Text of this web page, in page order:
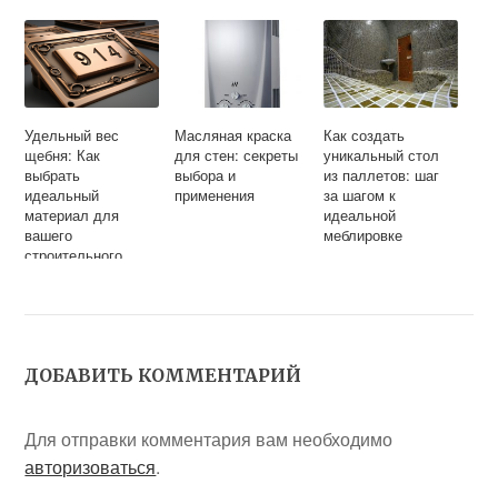
Удельный вес
щебня: Как
выбрать
идеальный
материал для
вашего
строительного
Масляная краска
для стен: секреты
выбора и
применения
Как создать
уникальный стол
из паллетов: шаг
за шагом к
идеальной
меблировке
ДОБАВИТЬ КОММЕНТАРИЙ
Для отправки комментария вам необходимо
авторизоваться.